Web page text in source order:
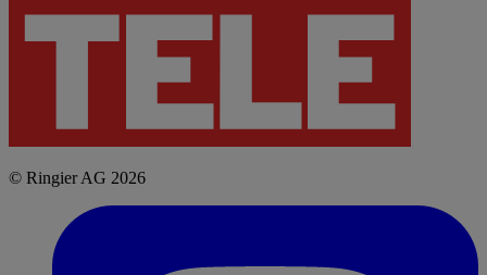
© Ringier AG 2026